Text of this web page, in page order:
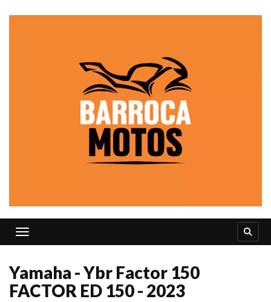
Toggle navigation
Yamaha - Ybr Factor 150
FACTOR ED 150 - 2023